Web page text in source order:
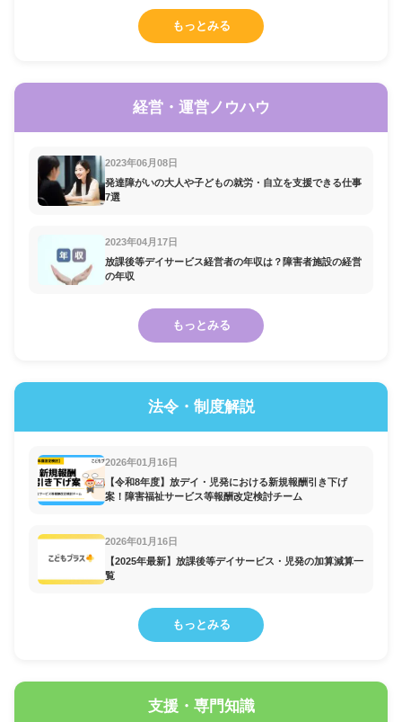
もっとみる
経営・運営ノウハウ
2023年06月08日
発達障がいの大人や子どもの就労・自立を支援できる仕事
7選
2023年04月17日
放課後等デイサービス経営者の年収は？障害者施設の経営
の年収
もっとみる
法令・制度解説
2026年01月16日
【令和8年度】放デイ・児発における新規報酬引き下げ
案！障害福祉サービス等報酬改定検討チーム
2026年01月16日
【2025年最新】放課後等デイサービス・児発の加算減算一
覧
もっとみる
支援・専門知識